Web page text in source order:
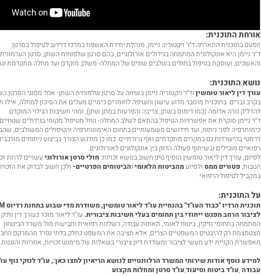
אורחת התוכנית:
הפעם בתוכנית התארחה ד״ר ויקטוריה ניימן, מנהלת יחידת האשפוז במרכז דוידוב לטיפול בסרטן.
ד״ר ניימן היא אונקולוגית המתמחה בגידולים אורולוגיים, בהם סרטן שלפוחית השתן, סרטן
והאשכים, ועוסקת בטיפול בחולים בשלבים שונים של המחלה- משלב מוקדם ועד מחלה מתקדמת
נושא התוכנית:
עורך דין ליאור טומשיןוד״ר ויקטוריה ניימן בשיחה על סרטן שלפוחית השתן- אחד מסוגי הסרטן
בקרב גברים. בתוכנית מוסבר מדוע עישון וחשיפה לחומרים כימיים מעלים את הסיכון למחלה, אילו
להדליק נורה אדומה (כמו דימום בשתן, צריבה והפרעות במתן שתן), ומהי חשיבות הגילוי המוקדם.
ד״ר ניימן סוקרת את אפשרויות הטיפול בהתאם לשלב המחלה- החל מטיפול מקומי בגידולים
כימותרפיה לפני ניתוח, ועד חידושים משמעותיים בתחום האימונותרפיה והטיפולים המשולבים,
דרמטי בהישרדות גם במקרים מתקדמים ואף גרורתיים. כמו כן מודגש הצורך בביצוע ניתוחים
רפואיים מובילים ובשיתוף פעולה הדוק בין אונקולוגים לאורולוגים.
לסיום, עורך דין ליאור טומשין הוסיף טיפ חשוב בנושא זכויות: חולי סרטן אורולוגיעשויים להיות
הטבות,פטורים ממסולסיועמהביטוח הלאומיוהביטוחים הפרטיים- ולכן חשוב לבדוק את
במקביל לטיפול הרפואי.
על התוכנית:
תוכנית הרדיו "כבוד העו"ד" בהנחיית עו"דליאור טומשין,משודרת מדי שבוע בתחנת רדיוס 100
לציבור הרחב מפגש ייחודי בין תחומים בעלי חשיבות ציבורית. עו"ד ליאור מוכר כעורך דין
המתמחה בתחומינזיקין, ביטוח לאומי, תאונות עבודה, רשלנות רפואיתותביעות מולמשרד הביטחון.
מצטמצמת רק להיבטים המשפטיים הצרים, אלא מציבה את המשפט כחלק בלתי נפרד מהמרקם
מאפשרת הקניית ידע מעשי לציבור ומעודדת דיון ציבורי בשאלות של מימוש זכויות, אחריות והוגנות.
למידע נוסף אודות שירותי המשרד הרלוונטיים לנושא הריאיון לחצו כאן:,עו"ד לנזקי גוף
עבודה ,עו"ד ביטוח וסיעוד,עו"ד סרטן ומחלות מקצוע